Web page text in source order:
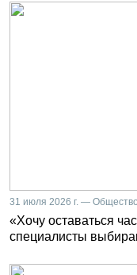
31 июля 2026 г. — Общество
«Хочу оставаться
специалисты